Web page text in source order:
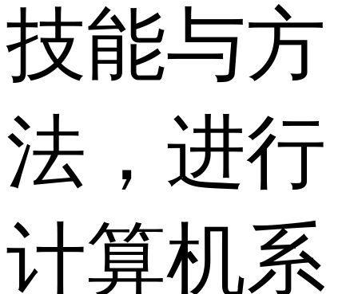
技能与方
法，进行
计算机系